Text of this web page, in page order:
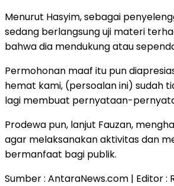
Menurut Hasyim, sebagai
sedang berlangsung uji materi
bahwa dia mendukung atau
Permohonan maaf itu pun
hemat kami, (persoalan ini) sudah
lagi membuat pernyataan-
Prodewa pun, lanjut Fauzan,
agar melaksanakan aktivitas dan
bermanfaat bagi publik.
Sumber : AntaraNews.com | Editor :